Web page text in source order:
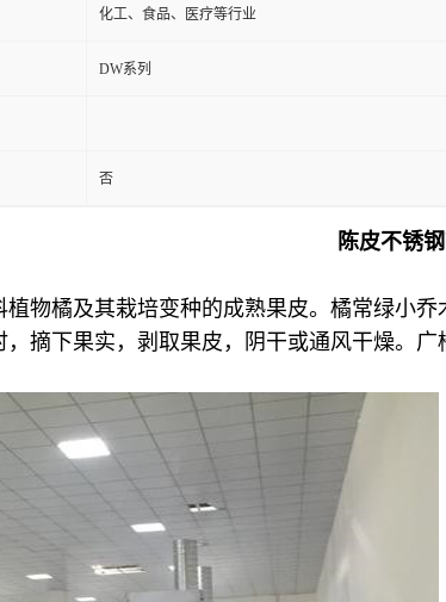
化工、食品、医疗等行业
DW系列
否
陈皮不锈
物橘及其栽培变种的成熟果皮。橘常绿小
摘下果实，剥取果皮，阴干或通风干燥。